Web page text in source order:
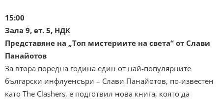
15:00
Зала 9, ет. 5, НДК
Представяне на „Топ мистериите на света“ от Слави
Панайотов
За втора поредна година един от най-популярните
български инфлуенсъри – Слави Панайотов, по-известен
като The Clashers, е подготвил нова книга, която да